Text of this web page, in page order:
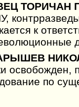
ТОРИЧАН
к
освобожден,
по